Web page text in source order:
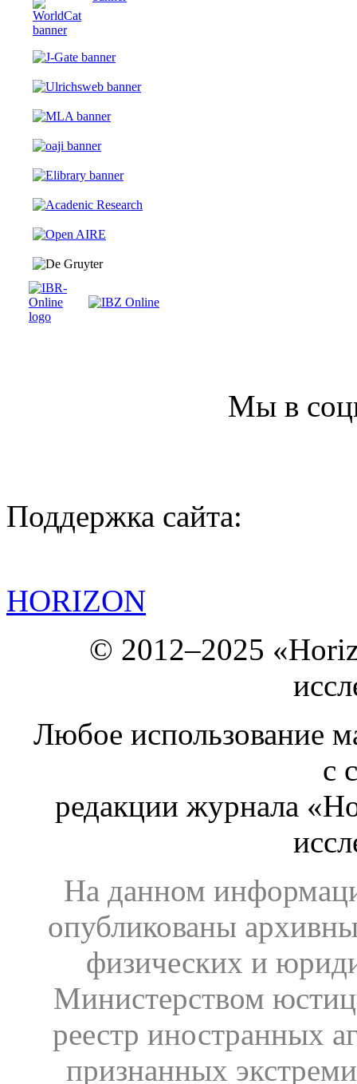
Мы в
Поддержка сайта:
HORIZON
© 2012–2025
Любое использование
с
редакции журнала
На данном
опубликованы
физических и
Министерством
реестр иностранных
признанных